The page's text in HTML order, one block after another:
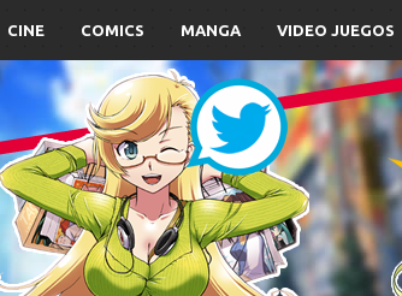
CINE COMICS MANGA VIDEO JUEGOS